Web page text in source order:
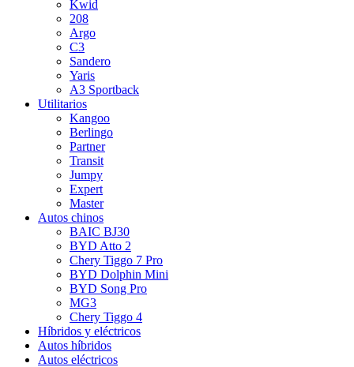
Kwid
208
Argo
C3
Sandero
Yaris
A3 Sportback
Utilitarios
Kangoo
Berlingo
Partner
Transit
Jumpy
Expert
Master
Autos chinos
BAIC BJ30
BYD Atto 2
Chery Tiggo 7 Pro
BYD Dolphin Mini
BYD Song Pro
MG3
Chery Tiggo 4
Híbridos y eléctricos
Autos híbridos
Autos eléctricos